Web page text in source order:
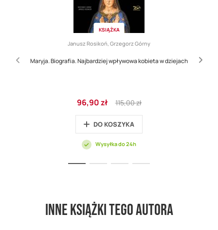
KSIĄŻKA
Janusz Rosikoń, Grzegorz Górny
Maryja. Biografia. Najbardziej wpływowa kobieta w dziejach
Cena
promocyjna
96,90 zł
Regular
Price
115,00 zł
DO KOSZYKA
Wysyłka do 24h
Inne książki tego autora